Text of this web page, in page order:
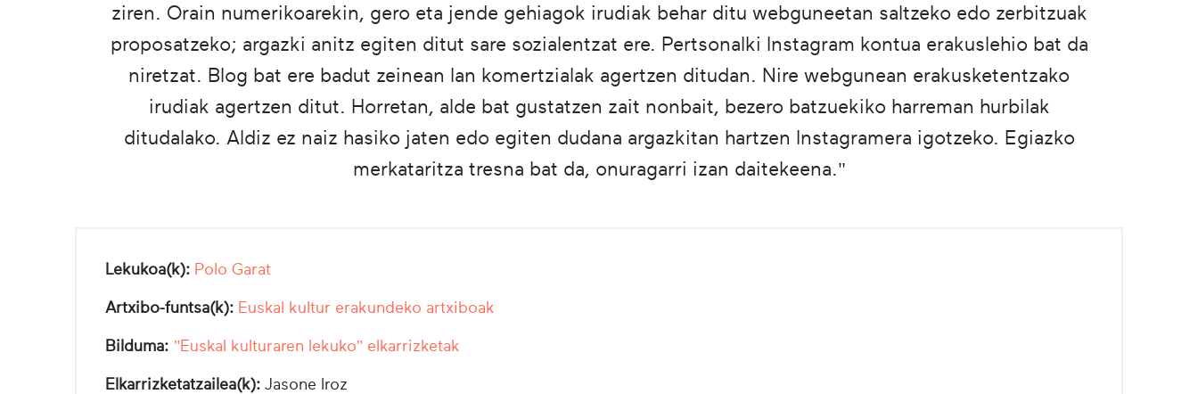
ziren. Orain numerikoarekin, gero eta jende gehiagok irudiak behar ditu webguneetan saltzeko edo zerbitzuak
proposatzeko; argazki anitz egiten ditut sare sozialentzat ere. Pertsonalki Instagram kontua erakuslehio bat da
niretzat. Blog bat ere badut zeinean lan komertzialak agertzen ditudan. Nire webgunean erakusketentzako
irudiak agertzen ditut. Horretan, alde bat gustatzen zait nonbait, bezero batzuekiko harreman hurbilak
ditudalako. Aldiz ez naiz hasiko jaten edo egiten dudana argazkitan hartzen Instagramera igotzeko. Egiazko
merkataritza tresna bat da, onuragarri izan daitekeena."
Lekukoa(k): Polo Garat
Artxibo-funtsa(k): Euskal kultur erakundeko artxiboak
Bilduma: "Euskal kulturaren lekuko" elkarrizketak
Elkarrizketatzailea(k): Jasone Iroz